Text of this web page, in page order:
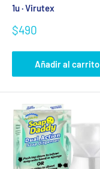
1u · Virutex
Precio
venta
$490
Añadir al carrito